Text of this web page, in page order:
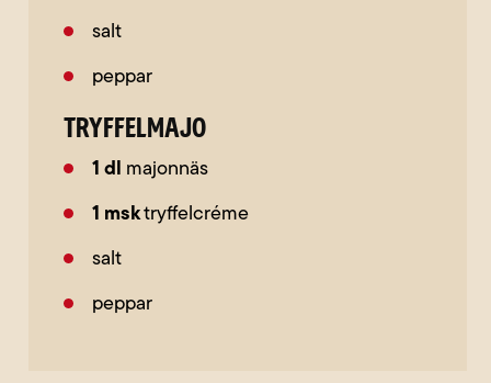
salt
peppar
Tryffelmajo
1 dl majonnäs
1 msktryffelcréme
salt
peppar